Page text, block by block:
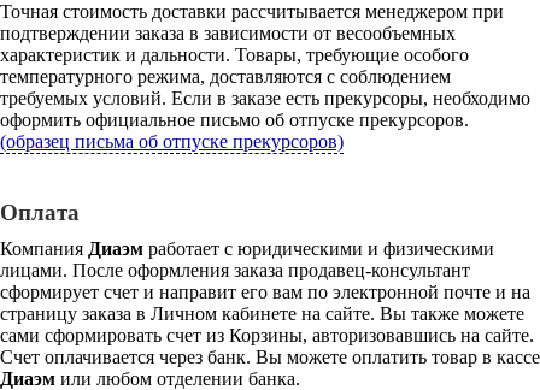
Точная стоимость доставки рассчитывается менеджером при
подтверждении заказа в зависимости от весообъемных
характеристик и дальности. Товары, требующие особого
температурного режима, доставляются с соблюдением
требуемых условий. Если в заказе есть прекурсоры, необходимо
оформить официальное письмо об отпуске прекурсоров.
(образец письма об отпуске прекурсоров)
Оплата
Компания Диаэм работает с юридическими и физическими
лицами. После оформления заказа продавец-консультант
сформирует счет и направит его вам по электронной почте и на
страницу заказа в Личном кабинете на сайте. Вы также можете
сами сформировать счет из Корзины, авторизовавшись на сайте.
Счет оплачивается через банк. Вы можете оплатить товар в кассе
Диаэм или любом отделении банка.